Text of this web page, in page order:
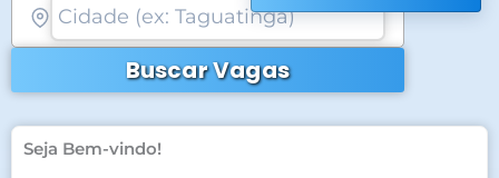
Buscar Vagas
Seja Bem-vindo!